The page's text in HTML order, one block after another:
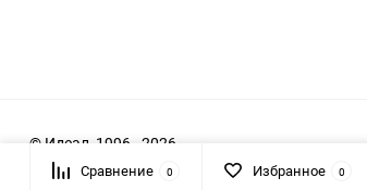
© Идеал, 1996 - 2026
Сравнение 0 Избранное 0